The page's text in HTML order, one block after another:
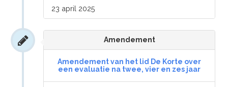
23 april 2025
Amendement
Amendement van het lid De Korte over
een evaluatie na twee, vier en zes jaar